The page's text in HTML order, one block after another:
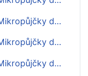
Mikropůjčky do 6000 Kč
Mikropůjčky do 8000 Kč
Mikropůjčky do 9000 Kč